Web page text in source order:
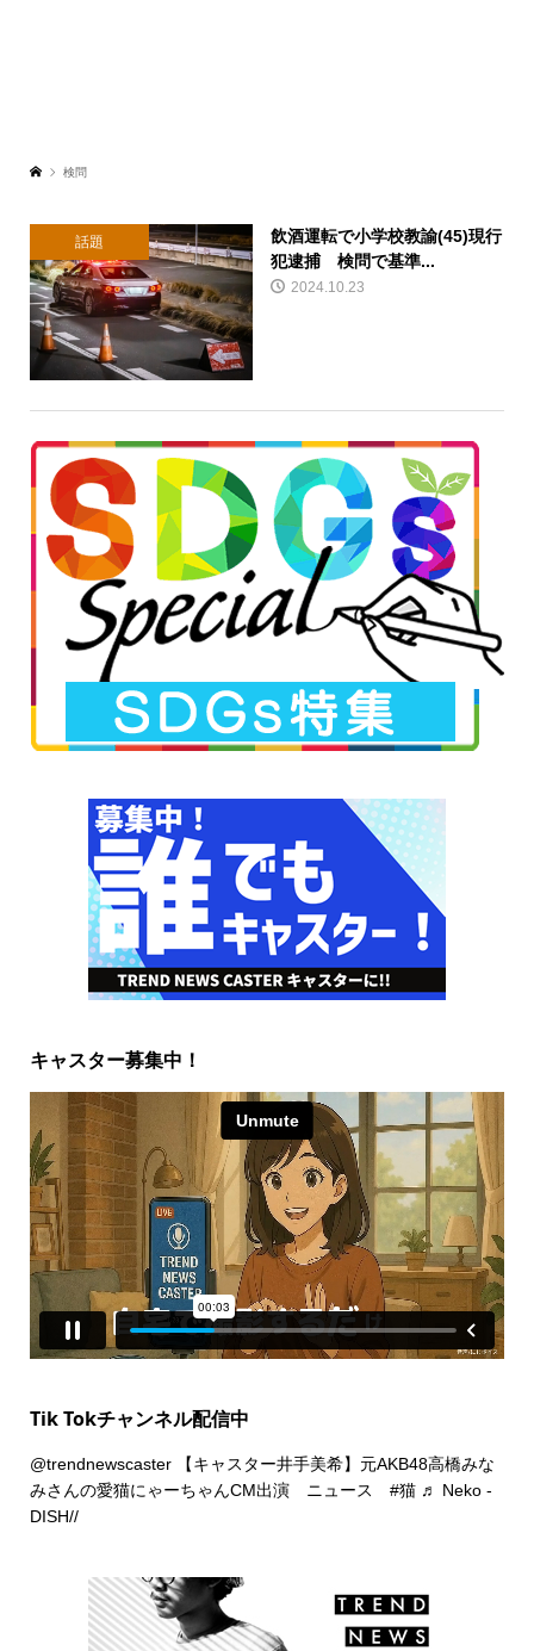
検問
話題
飲酒運転で小学校教諭(45)現行
犯逮捕 検問で基準...
2024.10.23
キャスター募集中！
Tik Tokチャンネル配信中
@trendnewscaster【キャスター井手美希】元AKB48高橋みな
みさんの愛猫にゃーちゃんCM出演 ニュース #猫 ♬ Neko -
DISH//